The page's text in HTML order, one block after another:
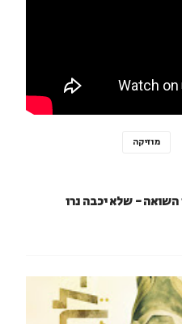
מוזיקה
השואה - שלא יכבה נרו